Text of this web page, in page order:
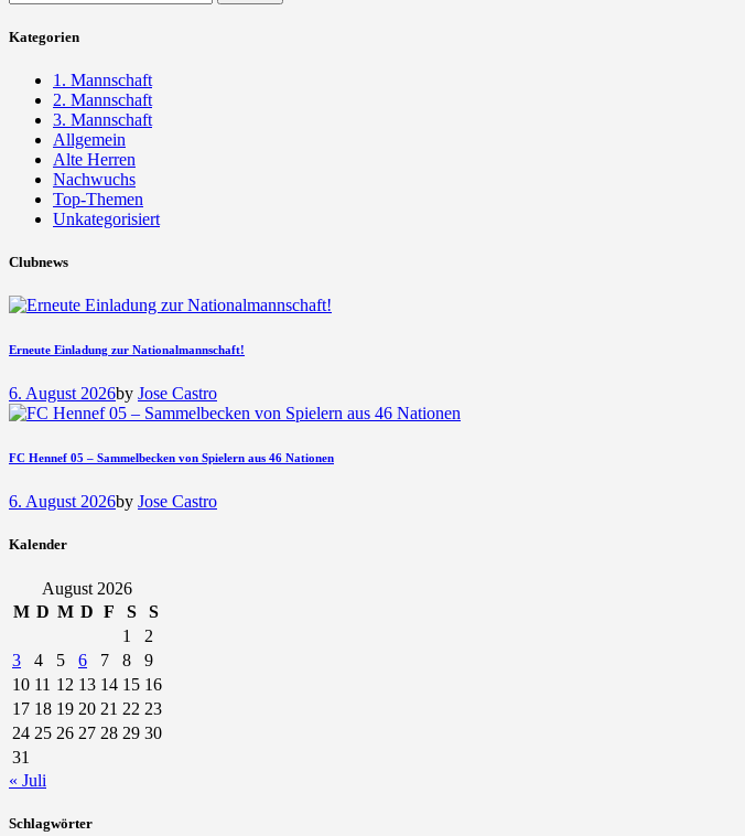
nach:
Kategorien
1. Mannschaft
2. Mannschaft
3. Mannschaft
Allgemein
Alte Herren
Nachwuchs
Top-Themen
Unkategorisiert
Clubnews
Erneute Einladung zur Nationalmannschaft!
6. August 2026by Jose Castro
FC Hennef 05 – Sammelbecken von Spielern aus 46 Nationen
6. August 2026by Jose Castro
Kalender
August 2026
M D M D F S
S
1
2
3
4 5 6 7 8
9
10 11 12 13 14 15 16
17 18 19 20 21 22 23
24 25 26 27 28 29 30
31
« Juli
Schlagwörter